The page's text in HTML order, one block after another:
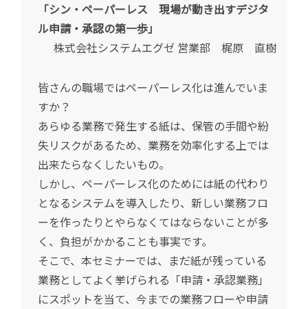
「シン・ペーパーレス 現場が動き出すデジタ
ル申請・承認の第一歩」
株式会社システムエグゼ 営業部 梶原 直樹
皆さんの職場ではペーパーレス化は進んでいま
すか？
あらゆる業務で発生する紙は、保管の手間や紛
失リスクがあるため、業務を効率化する上では
出来たらなくしたいもの。
しかし、ペーパーレス化のためには紙の代わり
となるシステムを導入したり、新しい業務フロ
ーを作ったりとやらなくてはならないことが多
く、負担がかかることも事実です。
そこで、本セミナーでは、まだ紙が残っている
業務としてよく挙げられる「申請・承認業務」
にスポットを当て、今までの業務フローや申請